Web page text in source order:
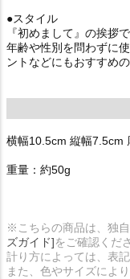
●スタイル
『初めまして』の挨拶
年齢や性別を問わずに
ントなどにもおすすめ
横幅10.5cm 縦幅7.5cm
重量：約50g
※こちらの商品は、独
ズガイド]をご確認くだ
計り方によっては、表
また、色やサイズによ